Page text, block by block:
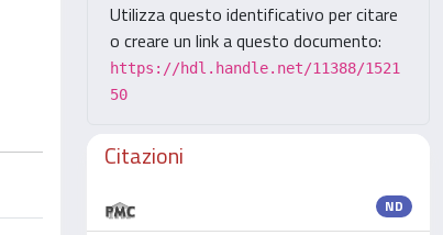
Utilizza questo identificativo per citare
o creare un link a questo documento:
https://hdl.handle.net/11388/1521
50
Citazioni
ND